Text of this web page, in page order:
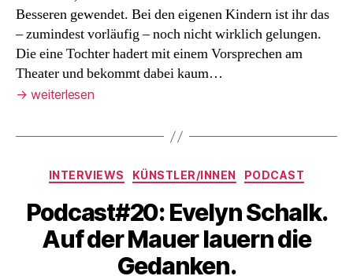
Besseren gewendet. Bei den eigenen Kindern ist ihr das
– zumindest vorläufig – noch nicht wirklich gelungen.
Die eine Tochter hadert mit einem Vorsprechen am
Theater und bekommt dabei kaum…
→ weiterlesen
Kategorien
INTERVIEWS KÜNSTLER/INNEN PODCAST
Podcast#20: Evelyn Schalk.
Auf der Mauer lauern die
Gedanken.